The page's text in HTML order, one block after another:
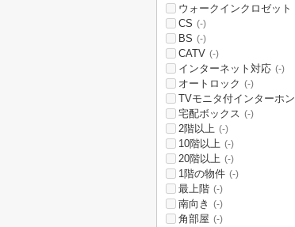
ウォークインクロゼット
CS (-)
BS (-)
CATV (-)
インターネット対応 (-)
オートロック (-)
TVモニタ付インターホン
宅配ボックス (-)
2階以上 (-)
10階以上 (-)
20階以上 (-)
1階の物件 (-)
最上階 (-)
南向き (-)
角部屋 (-)